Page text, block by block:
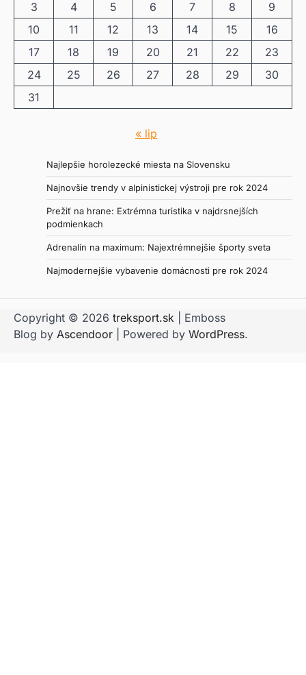
3 4 5 6 7 8
9
10
11 12 13 14 15
16
17
18 19 20 21 22
23
24
25 26 27 28 29
30
31
« lip
Najlepšie horolezecké miesta na Slovensku
Najnovšie trendy v alpinistickej výstroji pre rok 2024
Prežiť na hrane: Extrémna turistika v najdrsnejších
podmienkach
Adrenalín na maximum: Najextrémnejšie športy sveta
Najmodernejšie vybavenie domácnosti pre rok 2024
Copyright © 2026 treksport.sk | Emboss
Blog by Ascendoor | Powered by WordPress.